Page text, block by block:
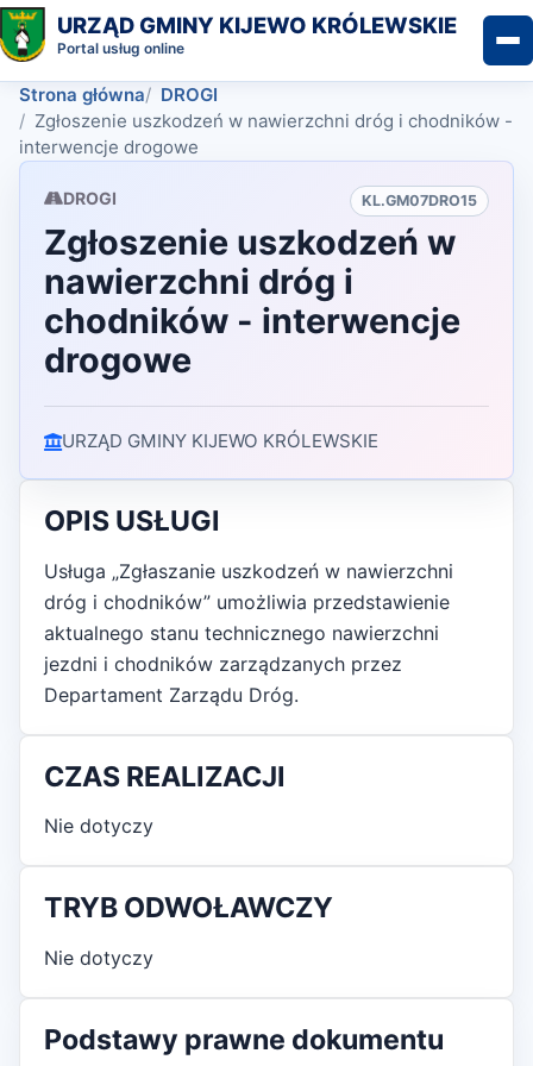
URZĄD GMINY KIJEWO KRÓLEWSKIE
Portal usług online
Strona główna
DROGI
Zgłoszenie uszkodzeń w nawierzchni dróg i chodników -
interwencje drogowe
DROGI KL.GM07DRO15
Zgłoszenie uszkodzeń w
nawierzchni dróg i
chodników - interwencje
drogowe
URZĄD GMINY KIJEWO KRÓLEWSKIE
OPIS USŁUGI
Usługa „Zgłaszanie uszkodzeń w nawierzchni
dróg i chodników” umożliwia przedstawienie
aktualnego stanu technicznego nawierzchni
jezdni i chodników zarządzanych przez
Departament Zarządu Dróg.
CZAS REALIZACJI
Nie dotyczy
TRYB ODWOŁAWCZY
Nie dotyczy
Podstawy prawne dokumentu